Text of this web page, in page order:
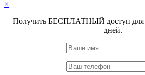
×
Получить БЕСПЛАТНЫЙ доступ для
дней.